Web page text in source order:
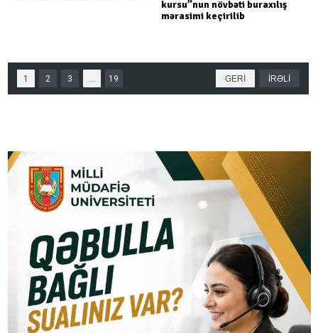
kursu”nun növbəti buraxılış
mərasimi keçirilib
1 2 3 ... 19 GERİ İRƏLİ